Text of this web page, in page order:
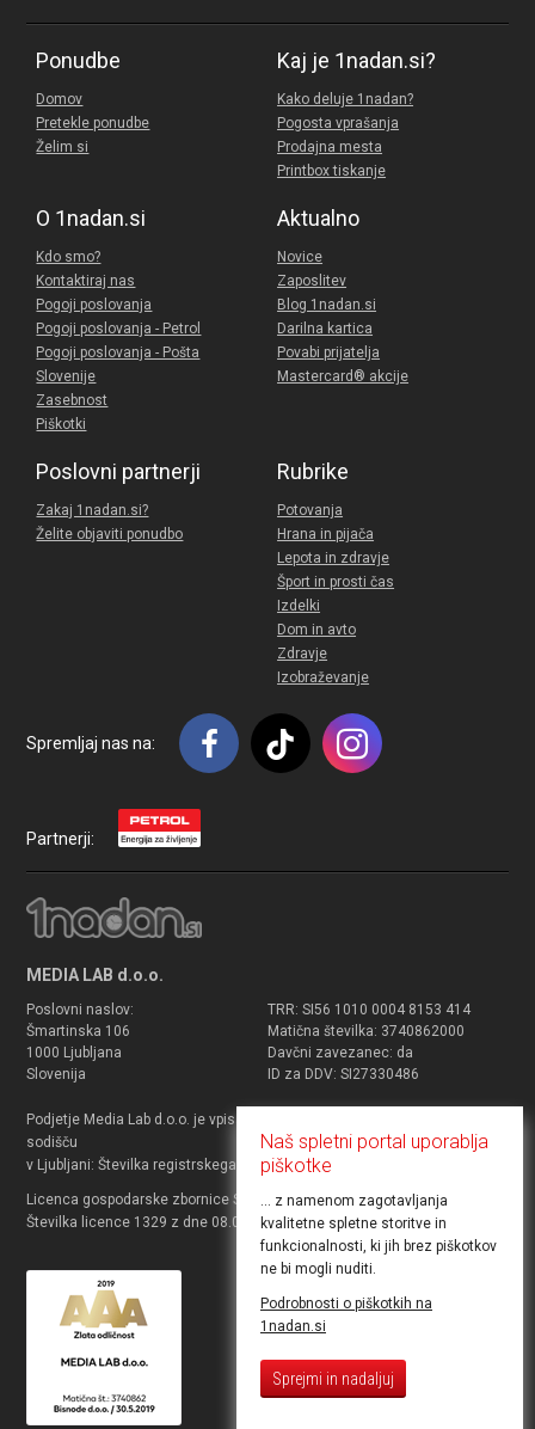
Ponudbe
Domov
Pretekle ponudbe
Želim si
Kaj je 1nadan.si?
Kako deluje 1nadan?
Pogosta vprašanja
Prodajna mesta
Printbox tiskanje
O 1nadan.si
Kdo smo?
Kontaktiraj nas
Pogoji poslovanja
Pogoji poslovanja - Petrol
Pogoji poslovanja - Pošta
Slovenije
Zasebnost
Piškotki
Aktualno
Novice
Zaposlitev
Blog 1nadan.si
Darilna kartica
Povabi prijatelja
Mastercard® akcije
Poslovni partnerji
Zakaj 1nadan.si?
Želite objaviti ponudbo
Rubrike
Potovanja
Hrana in pijača
Lepota in zdravje
Šport in prosti čas
Izdelki
Dom in avto
Zdravje
Izobraževanje
Spremljaj nas na:
Partnerji:
MEDIA LAB d.o.o.
Poslovni naslov:
Šmartinska 106
1000 Ljubljana
Slovenija
TRR: SI56 1010 0004 8153 414
Matična številka: 3740862000
Davčni zavezanec: da
ID za DDV: SI27330486
Podjetje Media Lab d.o.o. je vpisano v sodni register pri Okrožnem
sodišču
v Ljubljani: Številka registrskega vpisa 2010/18231.
Licenca gospodarske zbornice Slovenije za prodajo potovanj.
Številka licence 1329 z dne 08.03.2012 za agenta.
Naš spletni portal uporablja
piškotke
... z namenom zagotavljanja
kvalitetne spletne storitve in
funkcionalnosti, ki jih brez piškotkov
ne bi mogli nuditi.
Podrobnosti o piškotkih na
1nadan.si
Sprejmi in nadaljuj